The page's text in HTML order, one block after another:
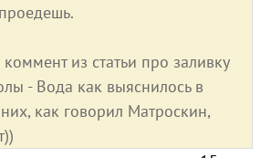
коммент из статьи про заливку
- Вода как выяснилось в
них, как говорил Матроскин,